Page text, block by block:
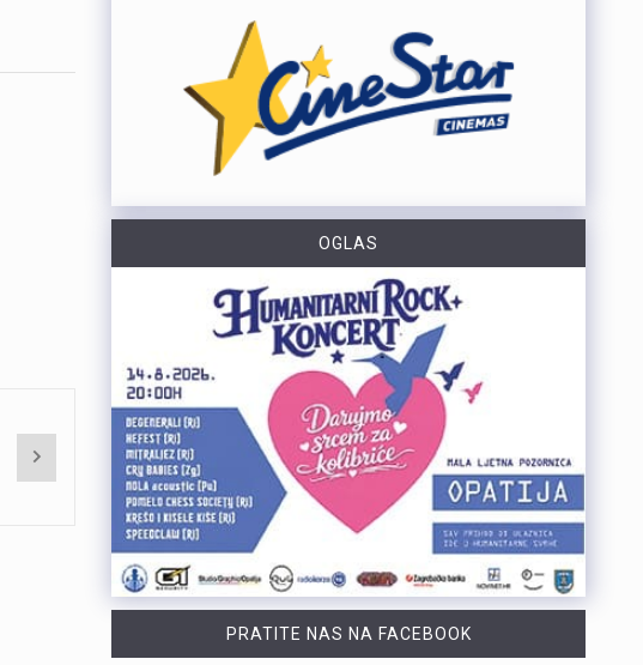
OGLAS
PRATITE NAS NA FACEBOOK